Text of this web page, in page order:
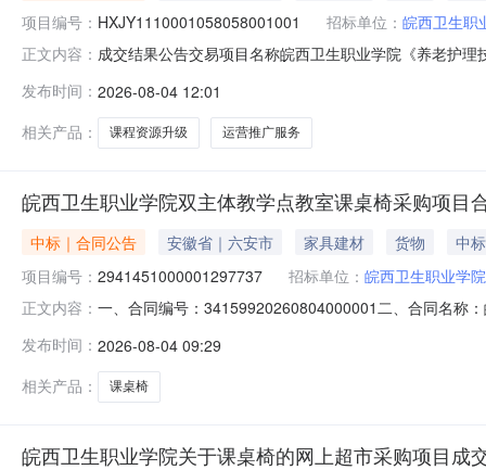
项目编号： HXJY1110001058058001001 招标单位： 皖西卫生职
正文内容： 成交结果公告交易项目名称皖西卫生职业学院《养老护
术》课程职教出海资源升级及运营推广服务项目成交结
问）http
发布时间： 2026-08-04 12:01
相关产品：
课程资源升级 运营推广服务
皖西卫生职业学院双主体教学点教室课桌椅采购项目
中标｜合同公告 安徽省｜六安市 家具建材 货物
中
项目编号： 2941451000001297737 招标单位： 皖西卫生职业学院
正文内容： 一、合同编号：34159920260804000001二、合同名称
六安市磨子潭路以东义乌小商品市场三期主楼J525铺联
发布时间： 2026-08-04 09:29
相关产品：
课桌椅
皖西卫生职业学院关于课桌椅的网上超市采购项目成